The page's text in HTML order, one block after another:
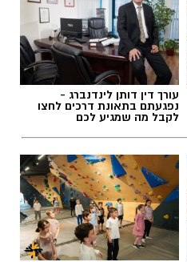
ניסיונות לגניבה
מושב לכיש. על פי
ללא אורות, אך
הוזעק שומר
לפני שהצליחו
עורך דין דותן לינדנברג -
נפגעתם בתאונת דרכים לחצו
לקבל מה שמגיע לכם